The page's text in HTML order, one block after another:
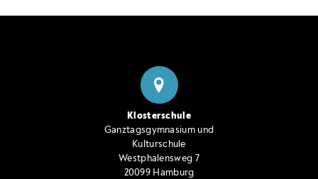
Klosterschule
Ganztagsgymnasium und
Kulturschule
Westphalensweg 7
20099 Hamburg